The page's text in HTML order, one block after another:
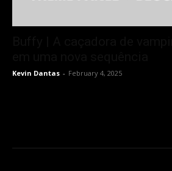
Kevin Dantas - February 4, 2025